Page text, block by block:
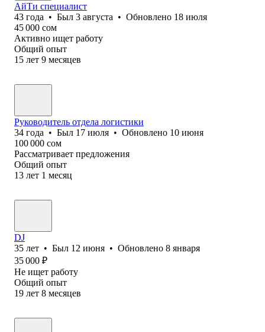
АйТи специалист
43 года • Был 3 августа • Обновлено 18 июля
45 000 сом
Активно ищет работу
Общий опыт
15 лет 9 месяцев
Руководитель отдела логистики
34 года • Был 17 июля • Обновлено 10 июня
100 000 сом
Рассматривает предложения
Общий опыт
13 лет 1 месяц
DJ
35 лет • Был 12 июня • Обновлено 8 января
35 000 ₽
Не ищет работу
Общий опыт
19 лет 8 месяцев